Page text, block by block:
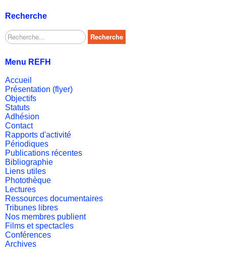
Recherche
Rechercher Recherche
Menu REFH
Accueil
Présentation (flyer)
Objectifs
Statuts
Adhésion
Contact
Rapports d'activité
Périodiques
Publications récentes
Bibliographie
Liens utiles
Photothèque
Lectures
Ressources documentaires
Tribunes libres
Nos membres publient
Films et spectacles
Conférences
Archives